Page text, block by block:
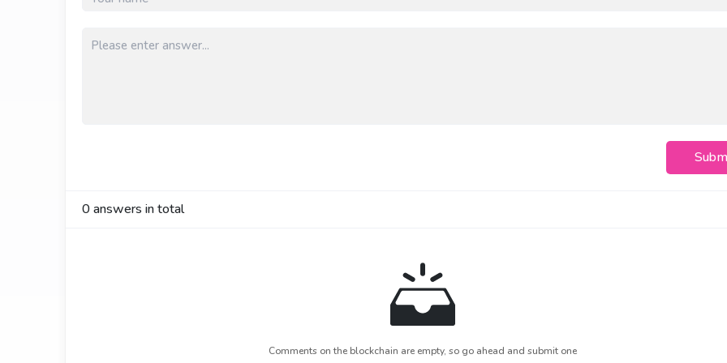
0answers in total
Comments on the blockchain are empty, so go ahead and submit one